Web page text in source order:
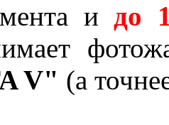
и до
V" (а